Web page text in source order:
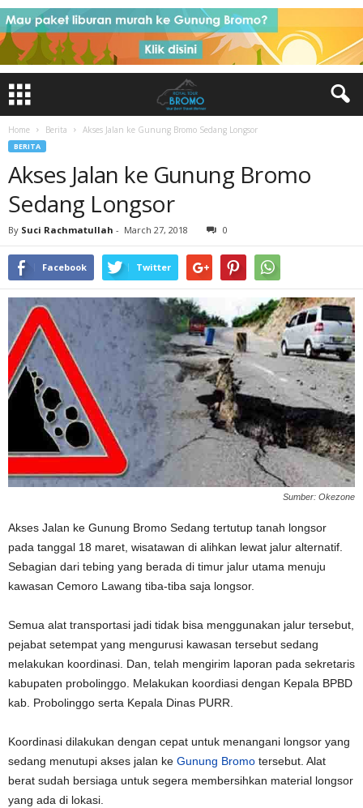
Home Berita Akses Jalan ke Gunung Bromo Sedang Longsor
BERITA
Akses Jalan ke Gunung Bromo
Sedang Longsor
By Suci Rachmatullah - March 27, 2018 0
Facebook Twitter
Sumber: Okezone
Akses Jalan ke Gunung Bromo Sedang tertutup tanah longsor
pada tanggal 18 maret, wisatawan di alihkan lewat jalur alternatif.
Sebagian dari tebing yang berada di timur jalur utama menuju
kawasan Cemoro Lawang tiba-tiba saja longsor.
Semua alat transportasi jadi tidak bisa menggunakan jalur tersebut,
pejabat setempat yang mengurusi kawasan tersebut sedang
melakukan koordinasi. Dan, telah mengirim laporan pada sekretaris
kabupaten probolinggo. Melakukan koordiasi dengan Kepala BPBD
kab. Probolinggo serta Kepala Dinas PURR.
Koordinasi dilakukan dengan cepat untuk menangani longsor yang
sedang menutupi akses jalan ke Gunung Bromo tersebut. Alat
berat sudah bersiaga untuk segera membersihkan material longsor
yang ada di lokasi.